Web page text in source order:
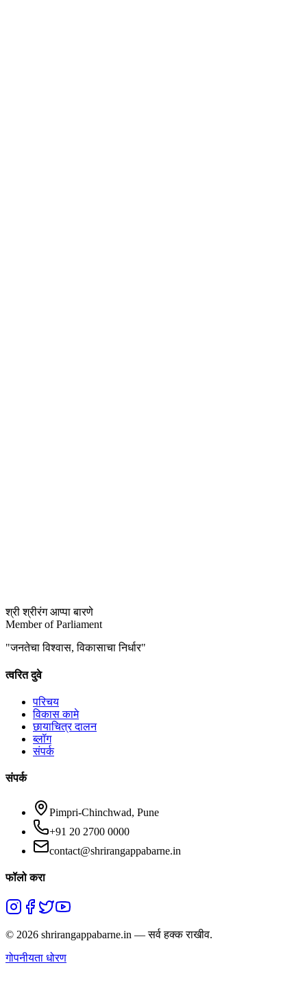
श्री श्रीरंग आप्पा बारणे
Member of Parliament
"जनतेचा विश्वास, विकासाचा निर्धार"
त्वरित दुवे
परिचय
विकास कामे
छायाचित्र दालन
ब्लॉग
संपर्क
संपर्क
Pimpri-Chinchwad, Pune
+91 20 2700 0000
contact@shrirangappabarne.in
फॉलो करा
© 2026 shrirangappabarne.in —सर्व हक्क राखीव.
गोपनीयता धोरण